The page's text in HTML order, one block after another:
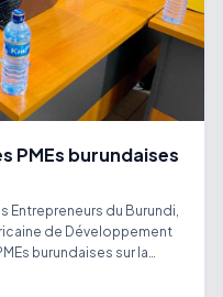
PMEs burundaises
Entrepreneurs du Burundi,
de Développement
burundaises sur la